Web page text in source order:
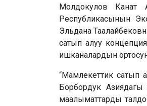
Молдокулов Канат
Республикасынын
Эльдана
сатып алуу
ишканалардын
“Мамлекеттик сатып
Борбордук
маалыматтарды